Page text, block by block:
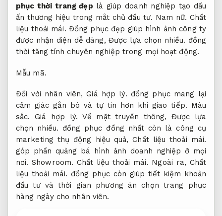
phục thời trang đẹp là giúp doanh nghiệp tạo dấu
ấn thương hiệu trong mắt chủ đầu tư. Nam nữ. Chất
liệu thoải mái. Đồng phục đẹp giúp hình ảnh công ty
được nhận diện dễ dàng,Được lựa chọn nhiều. đồng
thời tăng tính chuyên nghiệp trong mọi hoạt động.
Mẫu mã.
Đối với nhân viên,Giá hợp lý. đồng phục mang lại
cảm giác gắn bó và tự tin hơn khi giao tiếp. Màu
sắc.
Giá hợp lý. Về mặt truyền thông, Được lựa
chọn nhiều. đồng phục đồng nhất còn là công cụ
marketing thụ động hiệu quả,Chất liệu thoải mái.
góp phần quảng bá hình ảnh doanh nghiệp ở mọi
nơi.Showroom. Chất liệu thoải mái. Ngoài ra, Chất
liệu thoải mái. đồng phục còn giúp tiết kiệm khoản
đầu tư và thời gian phương án chọn trang phục
hàng ngày cho nhân viên.